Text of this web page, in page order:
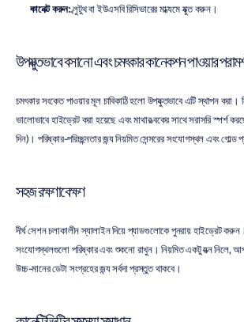
কানেক্ট করুন: ব্লুটুথ বা ইউএসবি রিসিভারের মাধ্যমে যুক্ত করুন।
উপযুক্তভাবে বসানো এবং চমৎকার কানেকশন পাওয়ার
চমৎকার সংকেত পাওয়ার মূল চাবিকাঠি হলো উপযুক্তভাবে এটি স্থাপন করা।
ভালোভাবে হাইড্রেট করা হয়েছে এবং মাথার ত্বকের সাথে সরাসরি স্পর্শ
দিন)। পরিষ্কার-পরিচ্ছন্নতার জন্য নিয়মিত সেন্সরের সংযোগস্থল এবং
সহজ রক্ষণাবেক্ষণ
দীর্ঘ সেশন চলাকালীন স্যালাইন দিয়ে প্যাডগুলোকে পুনরায় হাইড্রেট করুন।
সংযোগস্থলগুলো পরিষ্কার এবং শুকনো রাখুন। নিয়মিত একটু যত্ন নিলে,
উচ্চ-মানের ডেটা সংগ্রহের জন্য সর্বদা প্রস্তুত থাকবে।